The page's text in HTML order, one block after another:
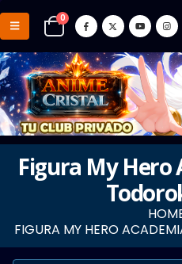
0
Figura My Hero
FIGURA MY HERO